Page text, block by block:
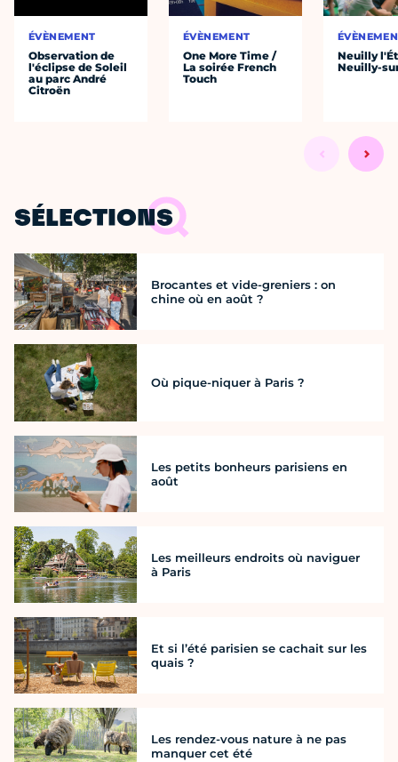
ÉVÈNEMENT
Observation de
l'éclipse de Soleil
au parc André
Citroën
ÉVÈNEMENT
One More Time /
La soirée French
Touch
Neuilly
Neuilly-
SÉLECTIONS
Brocantes et vide-greniers : on
chine où en août ?
Où pique-niquer à Paris ?
Les petits bonheurs parisiens en
août
Les meilleurs endroits où naviguer
à Paris
Et si l’été parisien se cachait sur les
quais ?
Les rendez-vous nature à ne pas
manquer cet été